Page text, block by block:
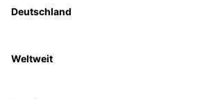
Deutschland
Weltweit